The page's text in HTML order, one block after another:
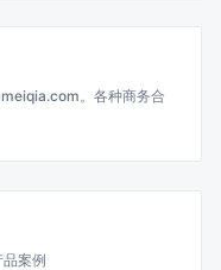
。各种商务合
案例